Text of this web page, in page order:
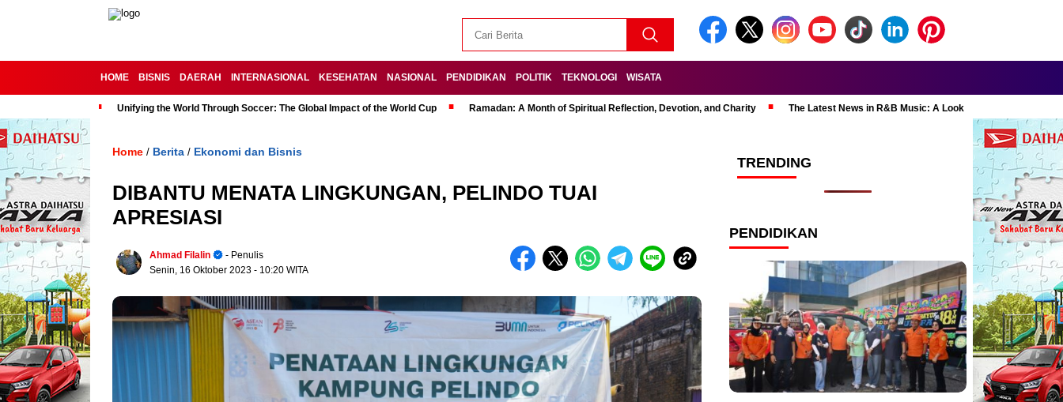
HOME BISNIS DAERAH INTERNASIONAL KESEHATAN NASIONAL PENDIDIKAN POLITIK TEKNOLOGI WISATA
Unifying the World Through Soccer: The Global Impact of the World Cup Ramadan: A Month of Spiritual Reflection, Devotion, and Charity The Latest News in R&B Music: A Look at Super Bowl
Home / Berita / Ekonomi dan Bisnis
DIBANTU MENATA LINGKUNGAN, PELINDO TUAI
APRESIASI
Ahmad Filalin
- Penulis
Senin, 16 Oktober 2023 - 10:20 WITA
TRENDING
PENDIDIKAN